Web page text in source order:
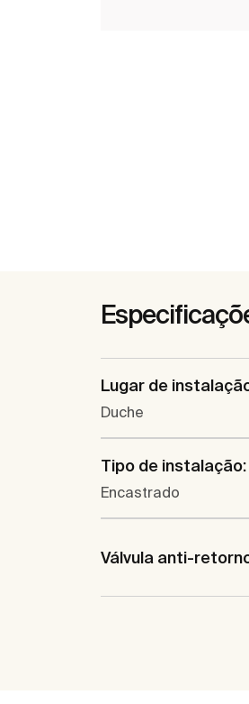
Lugar de
Duche
Tipo de instalação:
Encastrado
Válvula anti-